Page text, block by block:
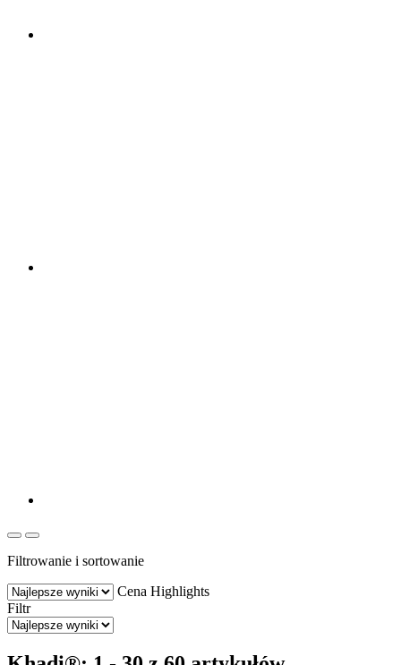
Filtrowanie i sortowanie
Cena Highlights
Filtr